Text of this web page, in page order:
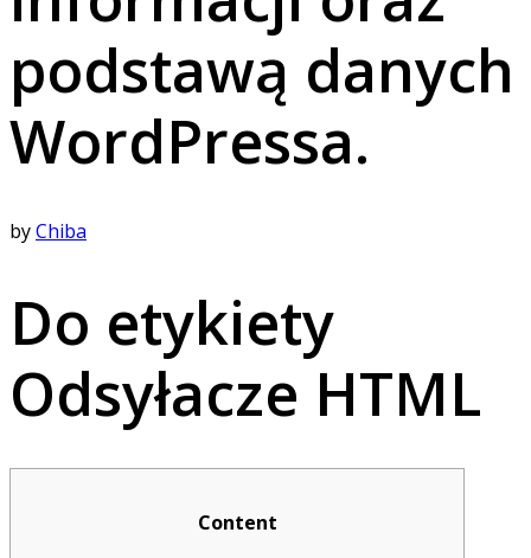
podstawą danych
WordPressa.
byChiba
Do etykiety
Odsyłacze HTML
Content